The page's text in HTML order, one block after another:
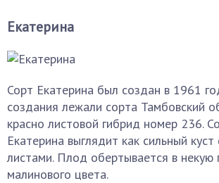
Екатерина
Сорт Екатерина был создан в 1961
создания лежали сорта Тамбовский
красно листовой гибрид номер 236.
Екатерина выглядит как сильный
листами. Плод обертывается в некую
малинового цвета.